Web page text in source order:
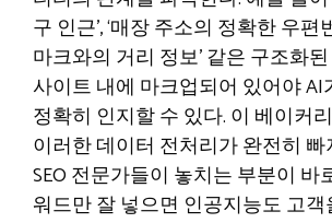
구 인근’, ‘매장 주소의 정확한 우편
마크와의 거리 정보’ 같은 구조화
사이트 내에 마크업되어 있어야 AI
정확히 인지할 수 있다. 이 베이커
이러한 데이터 전처리가 완전히
SEO 전문가들이 놓치는 부분이 바
워드만 잘 넣으면 인공지능도 고